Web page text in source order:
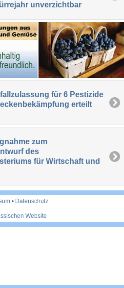
unverzichtbar
für 6 Pestizide
erteilt
zum
des
für Wirtschaft und
• Datenschutz
Website